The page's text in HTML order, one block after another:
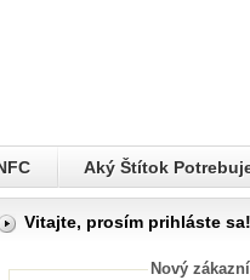
Aký Štítok
Vitajte, prosím prihláste sa!
Nový